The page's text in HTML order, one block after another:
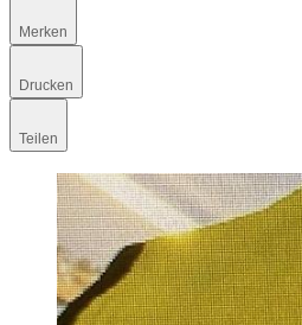
Merken
Drucken
Teilen